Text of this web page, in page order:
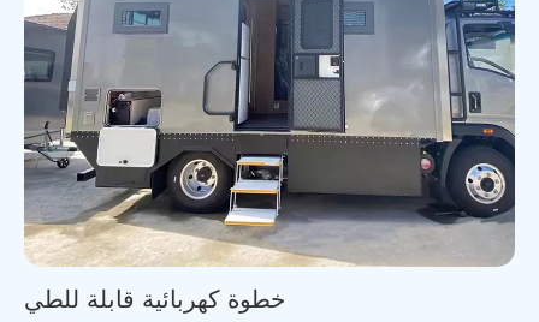
خطوة كهربائية قابلة للطي